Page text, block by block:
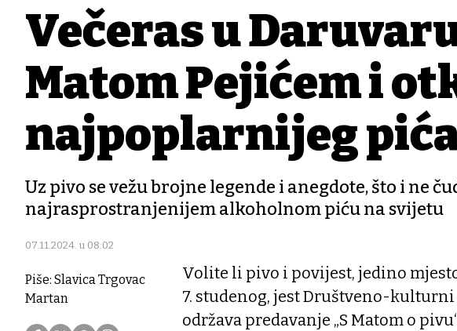
Večeras u
Matom Pejićem i
najpoplarnijeg
Uz pivo se vežu brojne legende i anegdote, što i ne
najrasprostranjenijem alkoholnom piću na svijetu
07.11.2024. u 08:02
Piše: Slavica Trgovac
Martan
Volite li pivo i povijest, jedino
7. studenog, jest Društveno-
održava predavanje „S Matom o